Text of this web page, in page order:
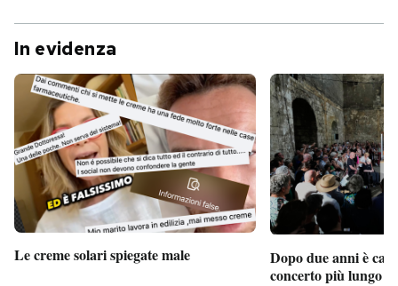
In evidenza
Le creme solari spiegate male
Dopo due anni è
concerto più lungo